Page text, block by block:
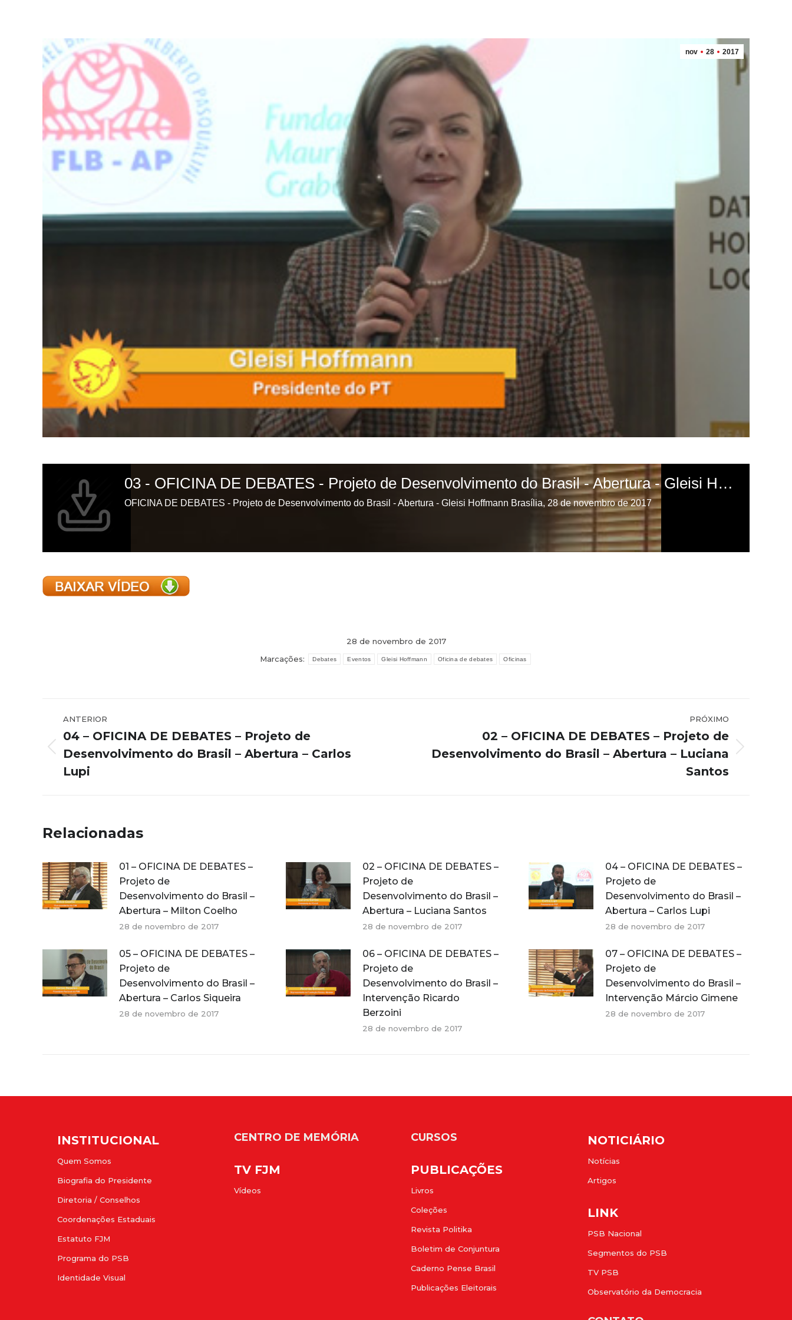
nov 28 2017
28 de novembro de 2017
Marcações:
Debates Eventos Gleisi Hoffmann Oficina de debates Oficinas
de
post:
ANTERIOR
Post
anterior:
04 – OFICINA DE DEBATES – Projeto de
Desenvolvimento do Brasil – Abertura – Carlos
Lupi
PRÓXIMO
Próximo
02 – OFICINA DE DEBATES – Projeto de
Desenvolvimento do Brasil – Abertura – Luciana
Santos
Relacionadas
01 – OFICINA DE DEBATES –
Projeto de
Desenvolvimento do Brasil –
Abertura – Milton Coelho
28 de novembro de 2017
02 – OFICINA DE DEBATES –
Projeto de
Desenvolvimento do Brasil –
Abertura – Luciana Santos
28 de novembro de 2017
04 – OFICINA DE DEBATES –
Projeto de
Desenvolvimento do Brasil –
Abertura – Carlos Lupi
28 de novembro de 2017
05 – OFICINA DE DEBATES –
Projeto de
Desenvolvimento do Brasil –
Abertura – Carlos Siqueira
28 de novembro de 2017
06 – OFICINA DE DEBATES –
Projeto de
Desenvolvimento do Brasil –
Intervenção Ricardo
Berzoini
28 de novembro de 2017
07 – OFICINA DE DEBATES –
Projeto de
Desenvolvimento do Brasil –
Intervenção Márcio Gimene
28 de novembro de 2017
INSTITUCIONAL
Quem Somos
Biografia do Presidente
Diretoria / Conselhos
Coordenações Estaduais
Estatuto FJM
Programa do PSB
Identidade Visual
CENTRO DE MEMÓRIA
TV FJM
Vídeos
CURSOS
PUBLICAÇÕES
Livros
Coleções
Revista Politika
Boletim de Conjuntura
Caderno Pense Brasil
Publicações Eleitorais
NOTICIÁRIO
Notícias
Artigos
LINK
PSB Nacional
Segmentos do PSB
TV PSB
Observatório da Democracia